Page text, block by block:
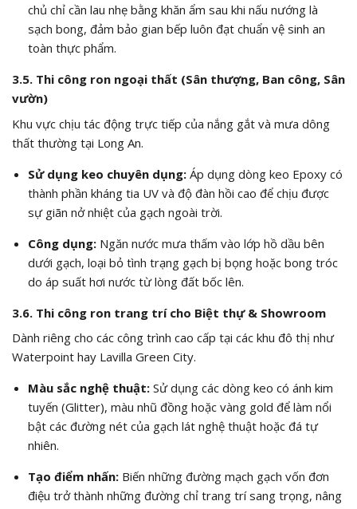
chủ chỉ cần lau nhẹ bằng khăn ẩm sau khi nấu nướng là
sạch bong, đảm bảo gian bếp luôn đạt chuẩn vệ sinh an
toàn thực phẩm.
3.5. Thi công ron ngoại thất (Sân thượng, Ban công, Sân
vườn)
Khu vực chịu tác động trực tiếp của nắng gắt và mưa dông
thất thường tại Long An.
Sử dụng keo chuyên dụng:Áp dụng dòng keo Epoxy có
thành phần kháng tia UV và độ đàn hồi cao để chịu được
sự giãn nở nhiệt của gạch ngoài trời.
Công dụng:Ngăn nước mưa thấm vào lớp hồ dầu bên
dưới gạch, loại bỏ tình trạng gạch bị bọng hoặc bong tróc
do áp suất hơi nước từ lòng đất bốc lên.
3.6. Thi công ron trang trí cho Biệt thự & Showroom
Dành riêng cho các công trình cao cấp tại các khu đô thị như
Waterpoint hay Lavilla Green City.
Màu sắc nghệ thuật:Sử dụng các dòng keo có ánh kim
tuyến (Glitter), màu nhũ đồng hoặc vàng gold để làm nổi
bật các đường nét của gạch lát nghệ thuật hoặc đá tự
nhiên.
Tạo điểm nhấn:Biến những đường mạch gạch vốn đơn
điệu trở thành những đường chỉ trang trí sang trọng, nâng